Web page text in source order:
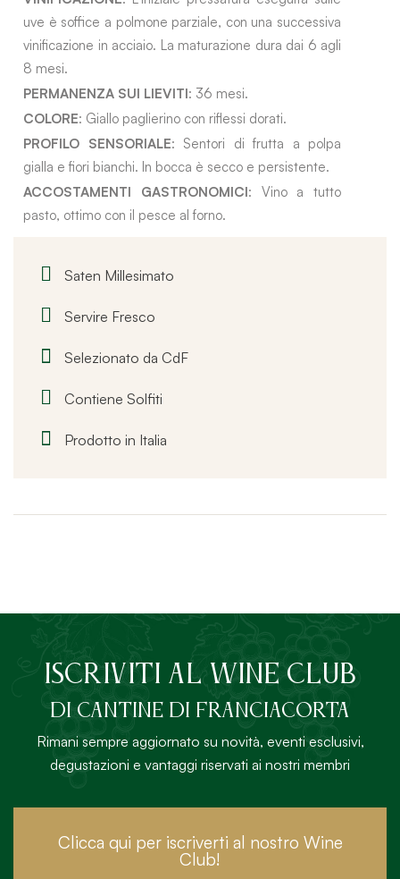
uve è soffice a polmone parziale, con una successiva
vinificazione in acciaio. La maturazione dura dai 6 agli
8 mesi.
PERMANENZA SUI LIEVITI: 36 mesi.
COLORE: Giallo paglierino con riflessi dorati.
PROFILO SENSORIALE: Sentori di frutta a polpa
gialla e fiori bianchi. In bocca è secco e persistente.
ACCOSTAMENTI GASTRONOMICI: Vino a tutto
pasto, ottimo con il pesce al forno.
Saten Millesimato
Servire Fresco
Selezionato da CdF
Contiene Solfiti
Prodotto in Italia
ISCRIVITI AL Wine Club
DI Cantine di Franciacorta
Rimani sempre aggiornato su novità, eventi esclusivi,
degustazioni e vantaggi riservati ai nostri membri
Clicca qui per iscriverti al nostro Wine
Club!